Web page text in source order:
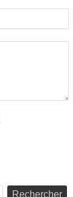
Rechercher